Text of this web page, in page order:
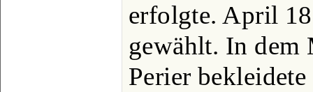
erfolgte. April
gewählt. In
Perier